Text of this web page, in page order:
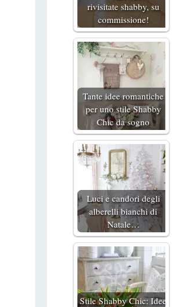
rivisitate shabby, su
commissione!
Tante idee romantiche
per uno stile Shabby
Chic da sogno
Luci e candori degli
alberelli bianchi di
Natale…
Stile Shabby Chic: Idee